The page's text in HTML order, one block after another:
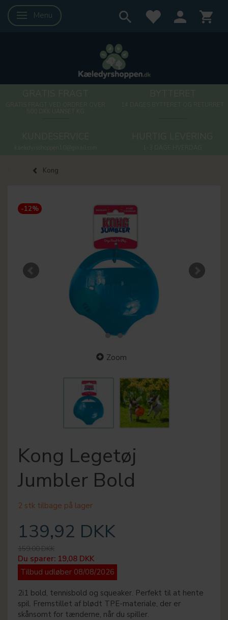
Skifte navigation
Menu
Kong
-12%
Zoom
Kong Legetøj
Jumbler Bold
2 stk tilbage på lager
139,92 DKK
159,00 DKK
Du sparer: 19,08 DKK
Tilbud udløber 08/08/2026
2i1 bold, tennisbold og squeaker. Perfekt til at hente
spil. Fremstillet af blødt TPE-materiale, der er
skånsomt for tænderne, når du spiller.